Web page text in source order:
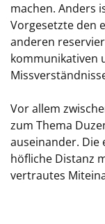
machen. Anders
Vorgesetzte den
anderen
kommunikativen
Vor allem
zum Thema
auseinander. Die
höfliche Distanz
vertrautes